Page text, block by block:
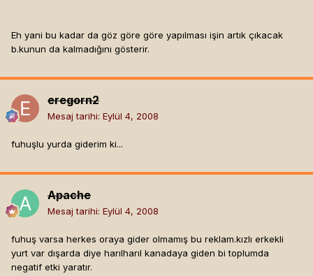
Eh yani bu kadar da göz göre göre yapılması işin artık çıkacak
b.kunun da kalmadığını gösterir.
eregorn2
Mesaj tarihi: Eylül 4, 2008
fuhuşlu yurda giderim ki...
Apache
Mesaj tarihi: Eylül 4, 2008
fuhuş varsa herkes oraya gider olmamış bu reklam.kızlı erkekli
yurt var dışarda diye harılharıl kanadaya giden bi toplumda
negatif etki yaratır.